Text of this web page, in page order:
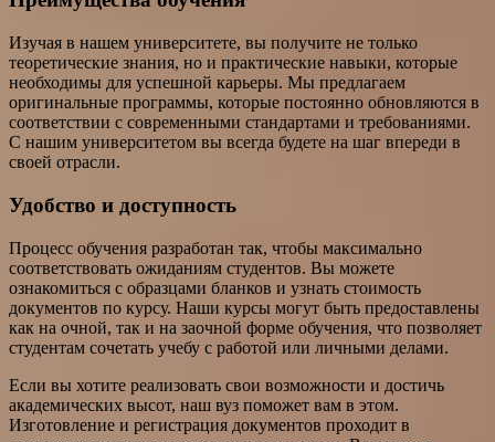
Изучая в нашем университете, вы получите не только
теоретические знания, но и практические навыки, которые
необходимы для успешной карьеры. Мы предлагаем
оригинальные программы, которые постоянно обновляются в
соответствии с современными стандартами и требованиями.
С нашим университетом вы всегда будете на шаг впереди в
своей отрасли.
Удобство и доступность
Процесс обучения разработан так, чтобы максимально
соответствовать ожиданиям студентов. Вы можете
ознакомиться с образцами бланков и узнать стоимость
документов по курсу. Наши курсы могут быть предоставлены
как на очной, так и на заочной форме обучения, что позволяет
студентам сочетать учебу с работой или личными делами.
Если вы хотите реализовать свои возможности и достичь
академических высот, наш вуз поможет вам в этом.
Изготовление и регистрация документов проходит в